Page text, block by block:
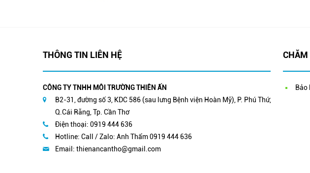
THÔNG TIN LIÊN HỆ
CÔNG TY TNHH MÔI TRƯỜNG THIÊN ẤN
B2-31, đường số 3, KDC 586 (sau lưng Bệnh viện Hoàn Mỹ), P. Phú Thứ,
Q.Cái Răng, Tp. Cần Thơ
Điện thoại: 0919 444 636
Hotline: Call / Zalo: Anh Thẩm 0919 444 636
Email: thienancantho@gmail.com
CHĂM
Bảo